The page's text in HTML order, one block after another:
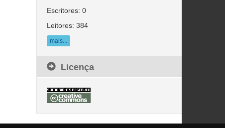
Escritores: 0
Leitores: 384
mais...
Licença